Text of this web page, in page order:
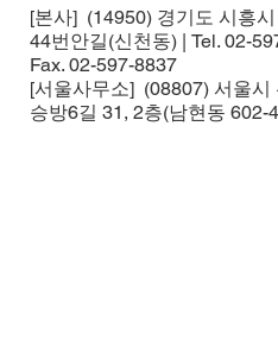
[본사] (14950) 경기도 시흥
44번안길(신천동) | Tel. 02-
Fax. 02-597-8837
[서울사무소] (08807) 서울시
승방6길 31, 2층(남현동 602-